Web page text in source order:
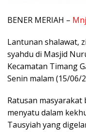
​BENER MERIAH –
Lantunan shalawat,
syahdu di Masjid
Kecamatan Timang
Senin malam (15/06/
Ratusan
menyatu dalam
Tausyiah yang